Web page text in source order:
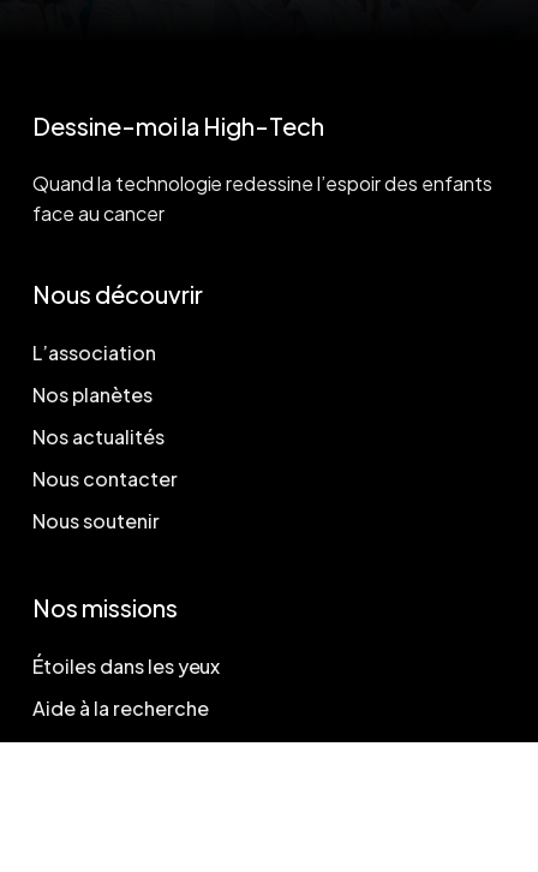
Dessine-moi la High-Tech
Quand la technologie redessine l’espoir des enfants
face au cancer
Nous découvrir
L’association
Nos planètes
Nos actualités
Nous contacter
Nous soutenir
Nos missions
Étoiles dans les yeux
Aide à la recherche